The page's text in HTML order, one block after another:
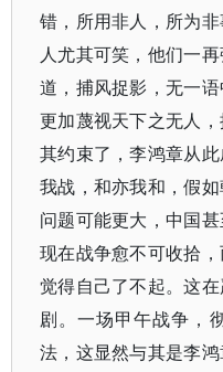
错，所用非人，所为
人尤其可笑，他们一
道，捕风捉影，无一
更加蔑视天下之无人
其约束了，李鸿章从
我战，和亦我和，假
问题可能更大，中国甚
现在战争愈不可收拾
觉得自己了不起。这
剧。一场甲午战争，
法，这显然与其是李